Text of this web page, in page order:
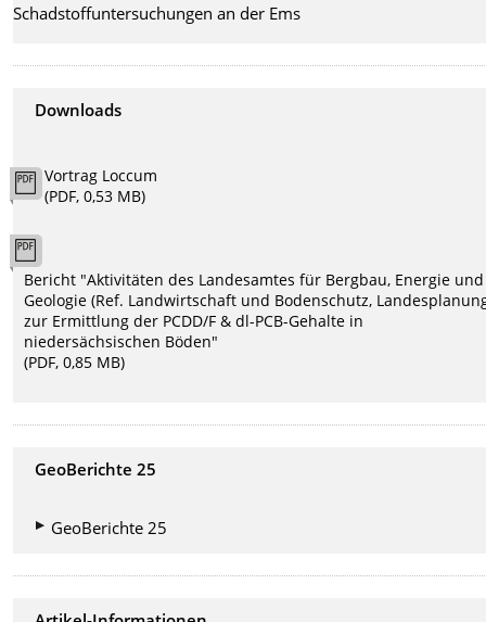
Schadstoffuntersuchungen an der Ems
Downloads
Vortrag Loccum
(PDF, 0,53 MB)
Bericht "Aktivitäten des Landesamtes für Bergbau, Energie und
Geologie (Ref. Landwirtschaft und Bodenschutz,
zur Ermittlung der PCDD/F & dl-PCB-Gehalte in
niedersächsischen Böden"
(PDF, 0,85 MB)
GeoBerichte 25
GeoBerichte 25